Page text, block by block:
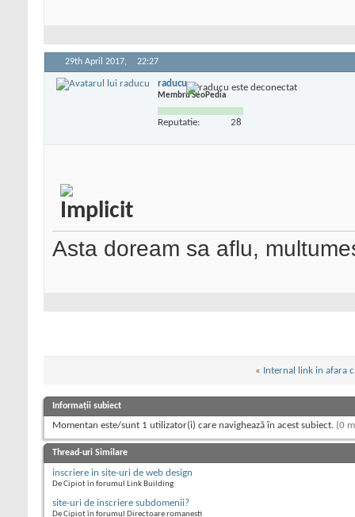
29th April 2017, 22:27
raducu
Membru SeoPedia
Reputatie: 28
Asta doream sa aflu,
« Internal link in afara
Informații subiect
Momentan este/sunt 1 utilizator(i) care navighează în acest subiect. (0
Thread-uri Similare
inscriere in site-uri de web design
De Cipiot în forumul Link Building
site-uri de inscriere subdomenii?
De Cipiot în forumul Directoare romanesti